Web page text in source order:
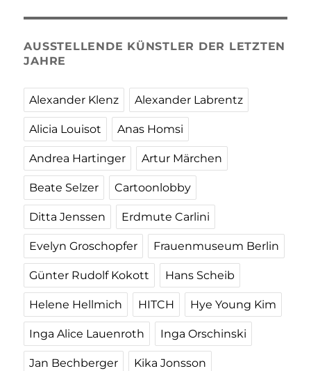
AUSSTELLENDE KÜNSTLER DER LETZTEN
JAHRE
Alexander Klenz Alexander Labrentz
Alicia Louisot Anas Homsi
Andrea Hartinger Artur Märchen
Beate Selzer Cartoonlobby
Ditta Jenssen Erdmute Carlini
Evelyn Groschopfer Frauenmuseum Berlin
Günter Rudolf Kokott Hans Scheib
Helene Hellmich HITCH Hye Young Kim
Inga Alice Lauenroth Inga Orschinski
Jan Bechberger Kika Jonsson